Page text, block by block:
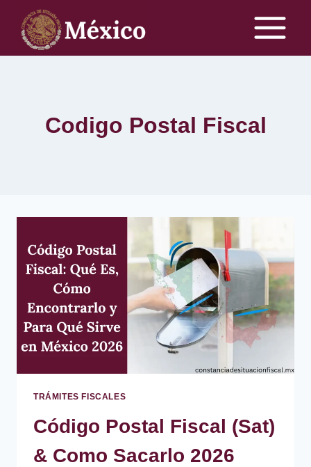
content
Codigo Postal Fiscal
TRÁMITES FISCALES
Código Postal Fiscal (Sat)
& Como Sacarlo 2026